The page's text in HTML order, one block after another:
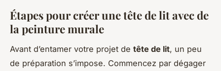
Étapes pour créer une tête de lit avec de
la peinture murale
Avant d’entamer votre projet de tête de lit, un peu
de préparation s’impose. Commencez par dégager